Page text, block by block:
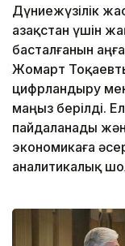
Дүниежүзілік
Қазақстан үшін
басталғанын
Жомарт
цифрландыру
маңыз берілді.
пайдаланады
экономикаға
аналитикалық